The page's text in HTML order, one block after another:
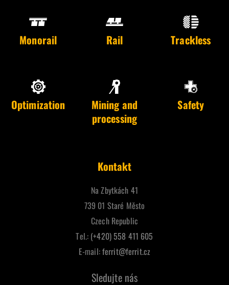
Monorail Rail Trackless
Optimization
Mining and
processing
Safety
Kontakt
Na Zbytkách 41
739 01 Staré Město
Czech Republic
Tel.: (+420) 558 411 605
E-mail:ferrit@ferrit.cz
Sledujte nás